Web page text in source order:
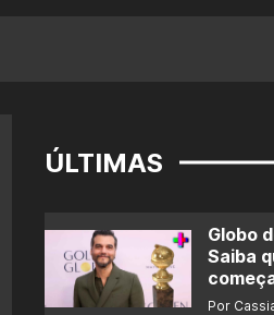
ÚLTIMAS
Globo
Saiba
ao
Por